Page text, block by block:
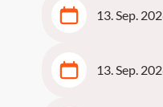
13. Sep.
13. Sep.